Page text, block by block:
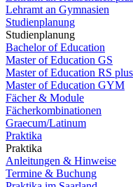
Lehramt an Gymnasien
Studienplanung
Studienplanung
Bachelor of Education
Master of Education GS
Master of Education RS plus
Master of Education GYM
Fächer & Module
Fächerkombinationen
Graecum/Latinum
Praktika
Praktika
Anleitungen & Hinweise
Termine & Buchung